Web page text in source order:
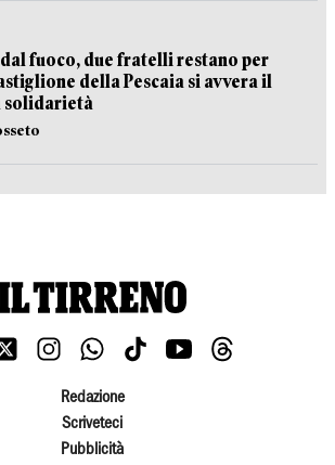
fuoco, due fratelli restano per
della Pescaia si avvera il
solidarietà
Redazione
Scriveteci
Pubblicità